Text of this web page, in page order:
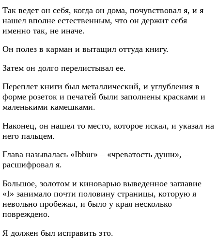
Так ведет он себя, когда он дома, почувствовал я, и я
нашел вполне естественным, что он держит себя
именно так, не иначе.
Он полез в карман и вытащил оттуда книгу.
Затем он долго перелистывал ее.
Переплет книги был металлический, и углубления в
форме розеток и печатей были заполнены красками и
маленькими камешками.
Наконец, он нашел то место, которое искал, и указал на
него пальцем.
Глава называлась «Ibbur» – «чреватость души», –
расшифровал я.
Большое, золотом и киноварью выведенное заглавие
«I» занимало почти половину страницы, которую я
невольно пробежал, и было у края несколько
повреждено.
Я должен был исправить это.